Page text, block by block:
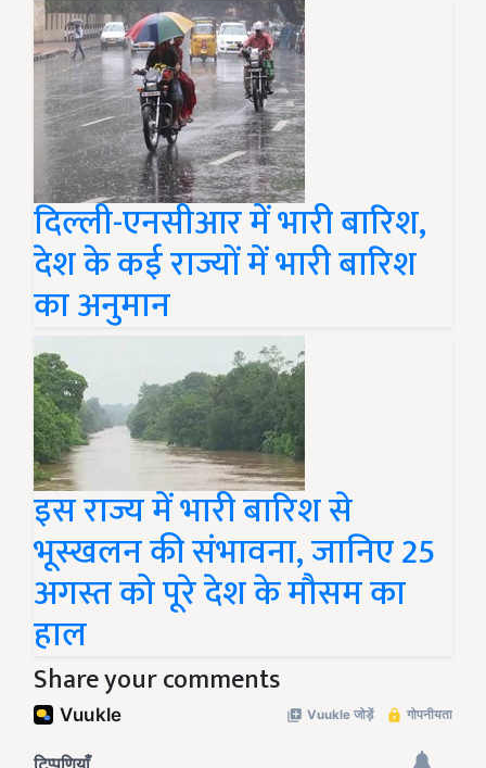
दिल्ली-एनसीआर में भारी बारिश,
देश के कई राज्यों में भारी बारिश
का अनुमान
इस राज्य में भारी बारिश से
भूस्खलन की संभावना, जानिए 25
अगस्त को पूरे देश के मौसम का
हाल
Share your comments